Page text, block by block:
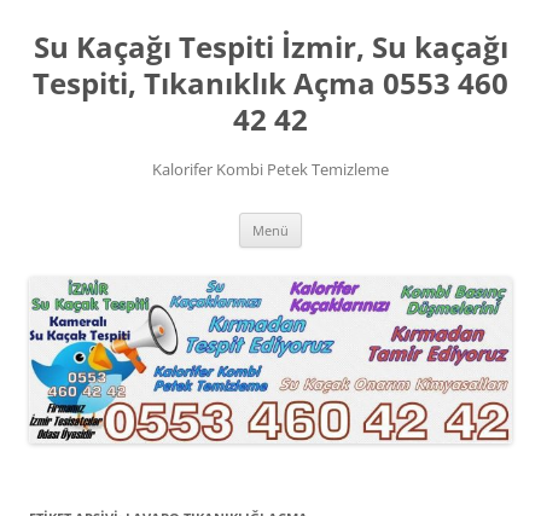
Su Kaçağı Tespiti İzmir, Su kaçağı
Tespiti, Tıkanıklık Açma 0553 460
42 42
Kalorifer Kombi Petek Temizleme
Menü